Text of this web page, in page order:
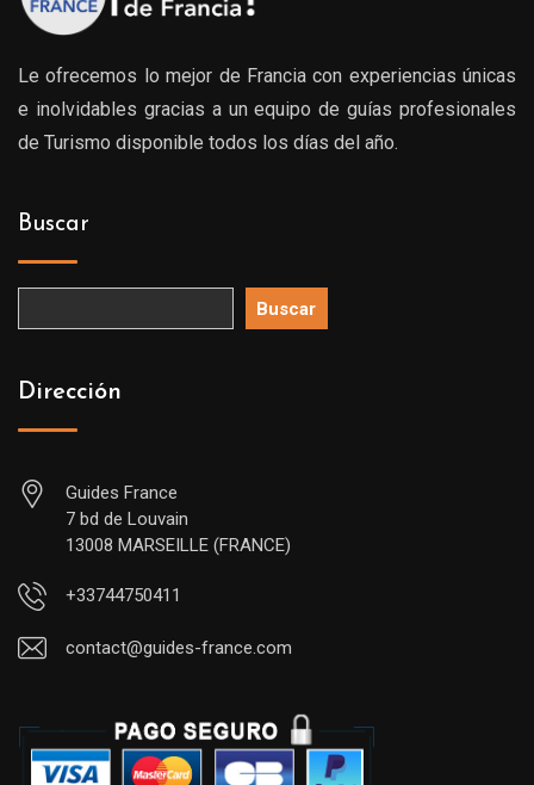
Le ofrecemos lo mejor de Francia con experiencias únicas
e inolvidables gracias a un equipo de guías profesionales
de Turismo disponible todos los días del año.
Buscar
Buscar
Dirección
Guides France
7 bd de Louvain
13008 MARSEILLE (FRANCE)
+33744750411
contact@guides-france.com